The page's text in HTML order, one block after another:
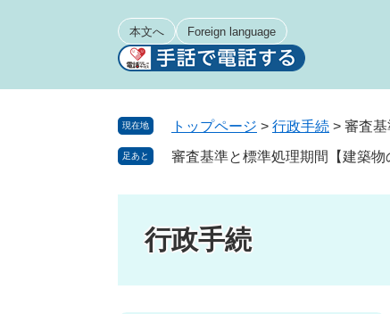
本文へ Foreign language
現在地 トップページ > 行政手続 > 審査基
足あと 審査基準と標準処理期間【建築物
行政手続